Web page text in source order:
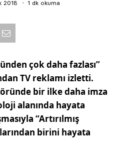
2018 1 dk okuma
çok daha fazlası”
TV reklamı izletti.
bir ilke daha imza
alanında hayata
“Artırılmış
birini hayata